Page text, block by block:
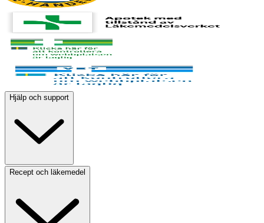
Hjälp och support
Recept och läkemedel